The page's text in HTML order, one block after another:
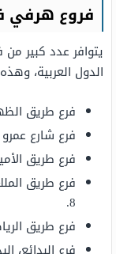
فروع هرفي
يتوافر عدد كبير
الدول العربية،
فرع طريق
فرع شارع
فرع طريق
فرع طريق
8.
فرع طريق